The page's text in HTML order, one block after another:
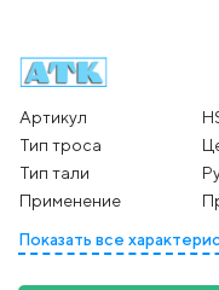
Артикул
Тип троса
Тип тали
Применение
Показать все